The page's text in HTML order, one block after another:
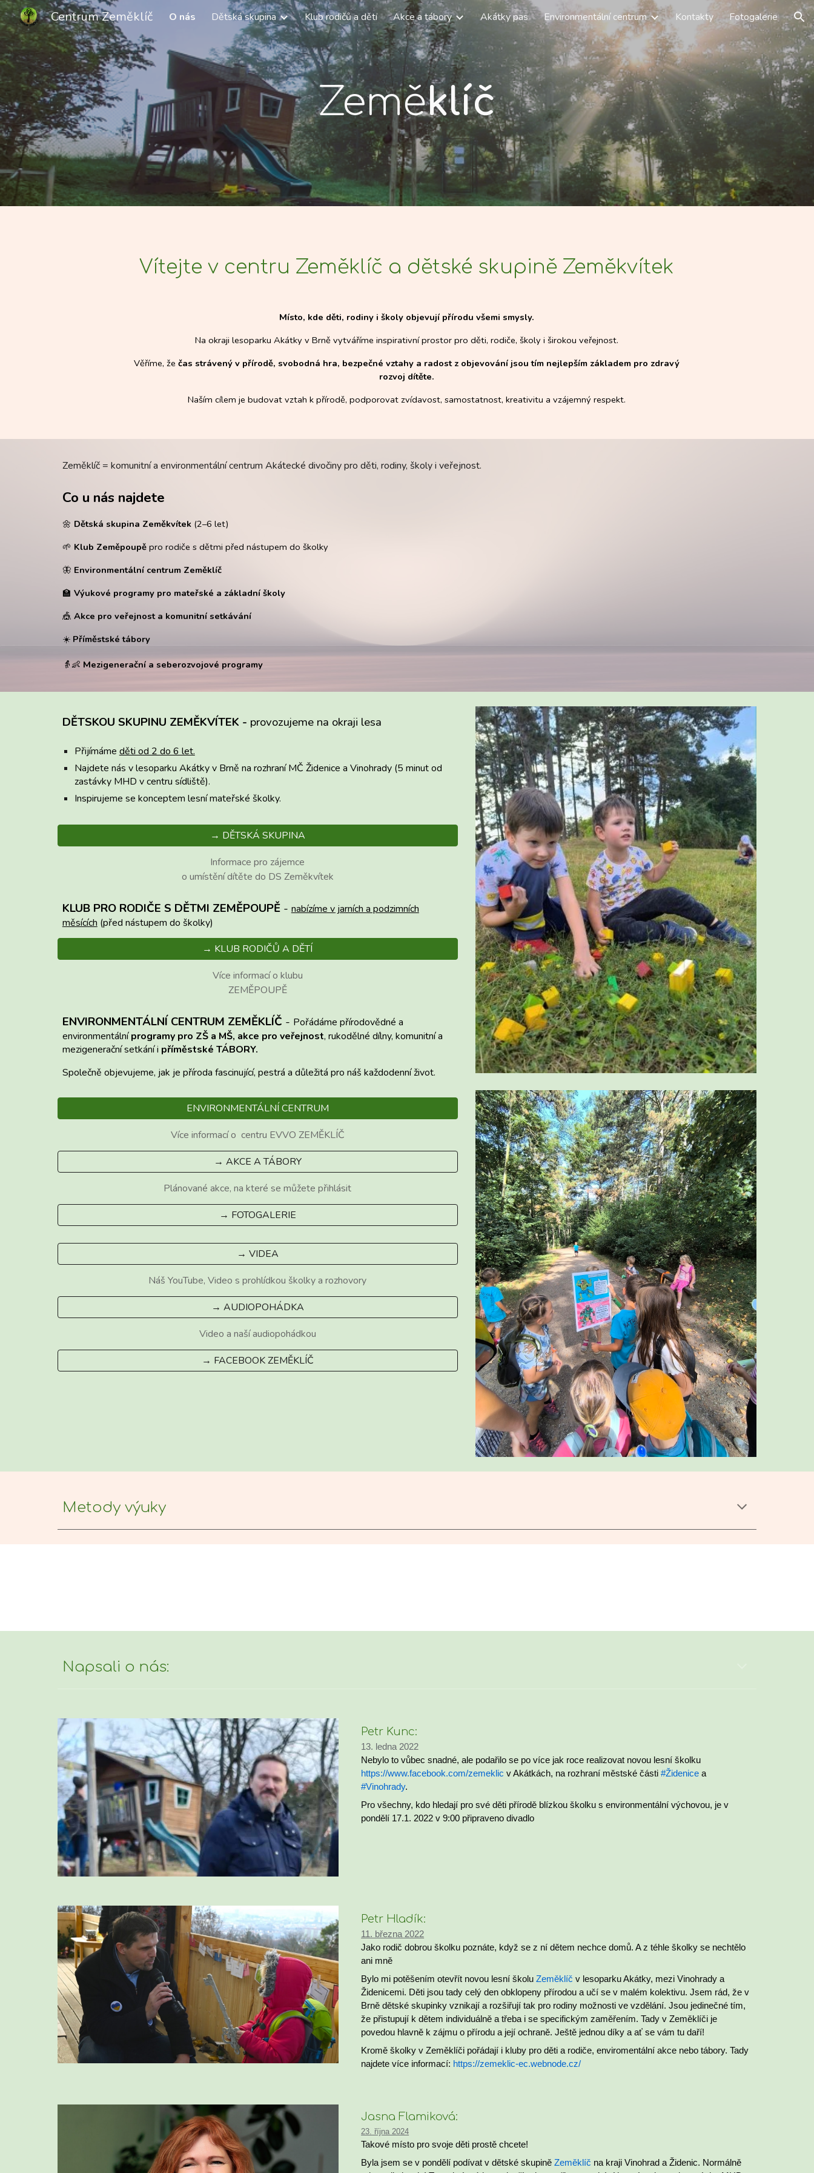
Skip to main content Skip to navigation
Centrum Zeměklíč O nás Dětská skupina Klub rodičů a dětí Akce a tábory Akátky pas Environmentální centrum Kontakty Fotogalerie
Zeměklíč
Vítejte v centru Zeměklíč a dětské skupině Zeměkvítek
Místo, kde děti, rodiny i školy objevují přírodu všemi smysly.
Na okraji lesoparku Akátky v Brně vytváříme inspirativní prostor pro děti, rodiče, školy i širokou veřejnost.
Věříme, žečas strávený v přírodě, svobodná hra, bezpečné vztahy a radost z objevování jsou tím nejlepším základem pro zdravý
rozvoj dítěte.
Naším cílem je budovat vztah k přírodě, podporovat zvídavost, samostatnost, kreativitu a vzájemný respekt.
Zeměklíč = komunitní a environmentální centrum Akátecké divočiny pro děti, rodiny, školy i veřejnost.
Co u nás najdete
🌼 Dětská skupina Zeměkvítek(2–6 let)
🌱 Klub Zeměpoupěpro rodiče s dětmi před nástupem do školky
🦋 Environmentální centrum Zeměklíč
🏫 Výukové programy pro mateřské a základní školy
🎪 Akce pro veřejnost a komunitní setkávání
☀️ Příměstské tábory
👵👶 Mezigenerační a seberozvojové programy
DĚTSKOU SKUPINU ZEMĚKVÍTEK - provozujeme na okraji lesa
Přijímáme děti od 2 do 6 let.
Najdete nás v lesoparku Akátky v Brně na rozhraní MČ Židenice a Vinohrady (5 minut od
zastávky MHD v centru sídliště).
Inspirujeme se konceptem lesní mateřské školky.
→ DĚTSKÁ SKUPINA
Informace pro zájemce
o umístění dítěte do DS Zeměkvítek
KLUB PRO RODIČE S DĚTMI ZEMĚPOUPĚ- nabízíme vjarních a podzimních
měsících (před nástupem do školky)
→ KLUB RODIČŮ A DĚTÍ
Více informací o klubu
ZEMĚPOUPĚ
ENVIRONMENTÁLNÍ CENTRUM ZEMĚKLÍČ - Pořádáme přírodovědné a
environmentálníprogramy pro ZŠ a MŠ, akce pro veřejnost, rukodělné dílny, komunitní a
mezigenerační setkání i příměstské TÁBORY.
Společně objevujeme, jak je příroda fascinující, pestrá a důležitá pro náš každodenní život.
ENVIRONMENTÁLNÍ CENTRUM
Více informací o centru EVVO ZEMĚKLÍČ
→ AKCE A TÁBORY
Plánované akce, na které se můžete přihlásit
→ FOTOGALERIE
→ VIDEA
Náš YouTube,Video s prohlídkou školky a rozhovory
→ AUDIOPOHÁDKA
Video a naší audiopohádkou
→ FACEBOOK ZEMĚKLÍČ
Metody výuky
Napsali o nás:
Petr Kunc:
13. ledna 2022
Nebylo to vůbec snadné, ale podařilo se po více jak roce realizovat novou lesní školku
https://www.facebook.com/zemeklic v Akátkách, na rozhraní městské části #Židenice a
#Vinohrady.
Pro všechny, kdo hledají pro své děti přírodě blízkou školku s environmentální výchovou, je v
pondělí 17.1. 2022 v 9:00 připraveno divadlo
Petr Hladík:
11. března 2022
Jako rodič dobrou školku poznáte, když se z ní dětem nechce domů. A z téhle školky se nechtělo
ani mně
Bylo mi potěšením otevřít novou lesní školu Zeměklíč v lesoparku Akátky, mezi Vinohrady a
Židenicemi. Děti jsou tady celý den obklopeny přírodou a učí se v malém kolektivu. Jsem rád, že v
Brně dětské skupinky vznikají a rozšiřují tak pro rodiny možnosti ve vzdělání. Jsou jedinečné tím,
že přistupují k dětem individuálně a třeba i se specifickým zaměřením. Tady v Zeměklíči je
povedou hlavně k zájmu o přírodu a její ochraně. Ještě jednou díky a ať se vám tu daří!
Kromě školky v Zeměklíči pořádají i kluby pro děti a rodiče, enviromentální akce nebo tábory. Tady
najdete více informací: https://zemeklic-ec.webnode.cz/
Jasna Flamiková:
23. října 2024
Takové místo pro svoje děti prostě chcete!
Byla jsem se v pondělí podívat v dětské skupině Zeměklíč na kraji Vinohrad a Židenic. Normálně